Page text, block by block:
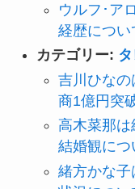
ウルフ･ア
経歴につい
カテゴリー:
吉川ひな
商1億円突
高木菜那は
結婚観につ
緒方かな子